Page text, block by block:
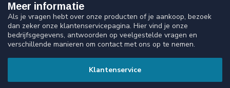
Meer informatie
Als je vragen hebt over onze producten of je aankoop, bezoek
dan zeker onze klantenservicepagina. Hier vind je onze
bedrijfsgegevens, antwoorden op veelgestelde vragen en
verschillende manieren om contact met ons op te nemen.
Klantenservice